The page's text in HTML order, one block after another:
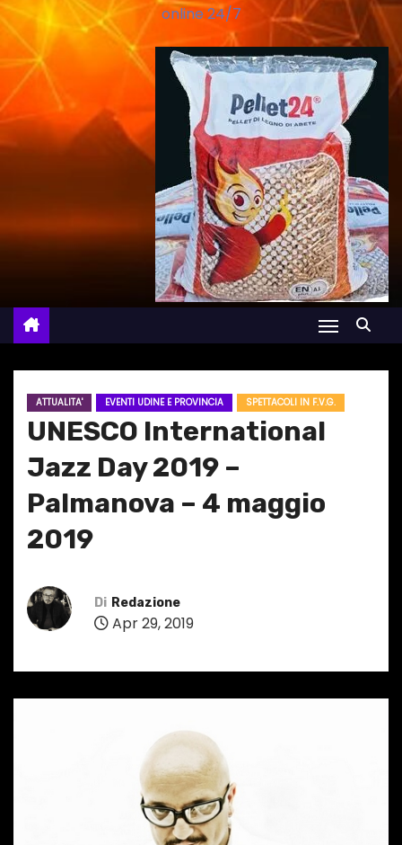
online 24/7
ATTUALITA' EVENTI UDINE E PROVINCIA SPETTACOLI IN F.V.G.
UNESCO International
Jazz Day 2019 –
Palmanova – 4 maggio
2019
Di Redazione
Apr 29, 2019